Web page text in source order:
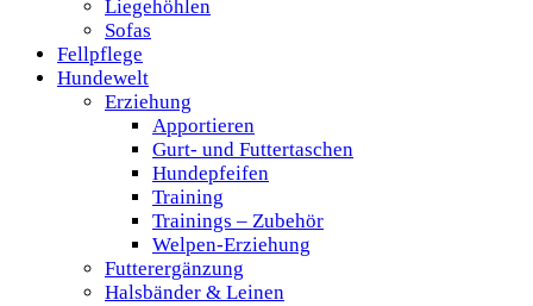
Liegehöhlen
Sofas
Fellpflege
Hundewelt
Erziehung
Apportieren
Gurt- und Futtertaschen
Hundepfeifen
Training
Trainings – Zubehör
Welpen-Erziehung
Futterergänzung
Halsbänder & Leinen